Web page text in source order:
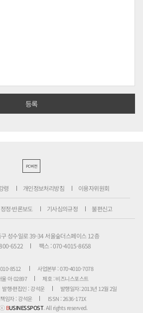
PC버전
령 개인정보처리방침 이용자위원회
정정·반론보도 기사심의규정 불편신고
성수일로 39-34 서울숲더스페이스 12층
6522
팩스 : 070-4015-8658
8512
사업본부 : 070-4010-7078
울 아 02897
제호 : 비즈니스포스트
발행·편집인 : 강석운
발행일자: 2013년 12월 2일
임자 : 강석운
ISSN : 2636-171X
ⓒBUSINESSPOST. All rights reserved.